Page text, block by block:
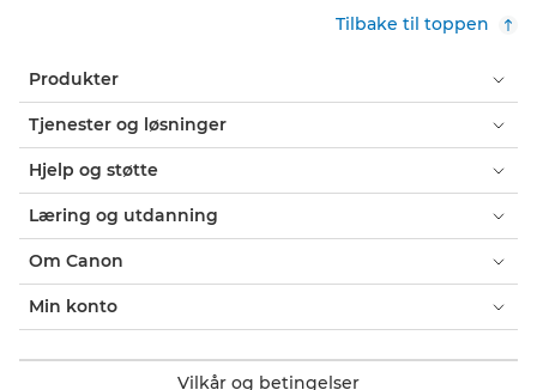
Tilbake til toppen
Produkter
Tjenester og løsninger
Hjelp og støtte
Læring og utdanning
Om Canon
Min konto
Vilkår og betingelser